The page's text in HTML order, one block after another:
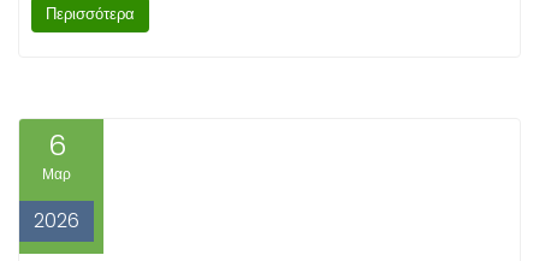
Περισσότερα
6
Μαρ
2026